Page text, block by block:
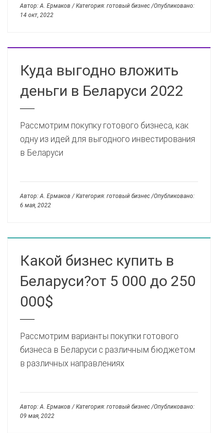
Автор: А. Ермаков / Категория: готовый бизнес /Опубликовано:
14 окт, 2022
Куда выгодно вложить
деньги в Беларуси 2022
Рассмотрим покупку готового бизнеса, как
одну из идей для выгодного инвестирования
в Беларуси
Автор: А. Ермаков / Категория: готовый бизнес /Опубликовано:
6 мая, 2022
Какой бизнес купить в
Беларуси?от 5 000 до 250
000$
Рассмотрим варианты покупки готового
бизнеса в Беларуси с различным бюджетом
в различных направлениях
Автор: А. Ермаков / Категория: готовый бизнес /Опубликовано:
09 мая, 2022